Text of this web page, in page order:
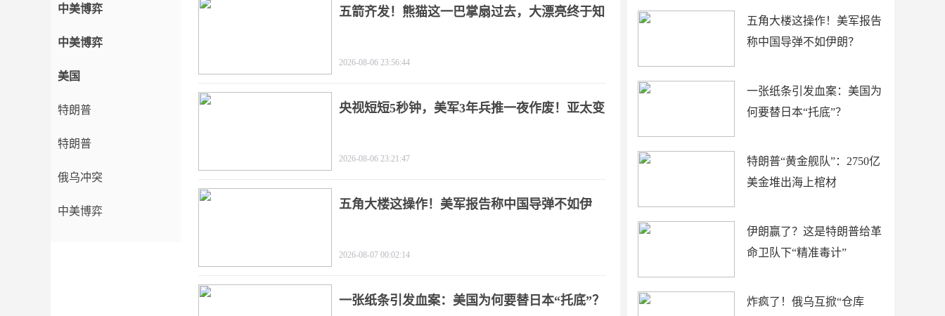
五角大楼这操作！美军报告
称中国导弹不如伊朗？
一张纸条引发血案：美国为
何要替日本“托底”？
特朗普“黄金舰队”：2750亿
美金堆出海上棺材
伊朗赢了？这是特朗普给革
命卫队下“精准毒计”
炸疯了！俄乌互掀“仓库
中美博弈
中美博弈
美国
特朗普
特朗普
俄乌冲突
中美博弈
五箭齐发！熊猫这一巴掌扇过去，大漂亮终于知
2026-08-06 23:56:44
央视短短5秒钟，美军3年兵推一夜作废！亚太变
2026-08-06 23:21:47
五角大楼这操作！美军报告称中国导弹不如伊
2026-08-07 00:02:14
一张纸条引发血案：美国为何要替日本“托底”？